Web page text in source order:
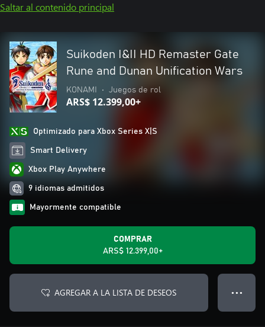
Saltar al contenido principal
Suikoden I&II HD Remaster Gate
Rune and Dunan Unification Wars
KONAMI • Juegos de rol
ARS$ 12.399,00+
Optimizado para Xbox Series X|S
Smart Delivery
Xbox Play Anywhere
9 idiomas admitidos
Mayormente compatible
COMPRAR
ARS$ 12.399,00+
AGREGAR A LA LISTA DE DESEOS ● ● ●